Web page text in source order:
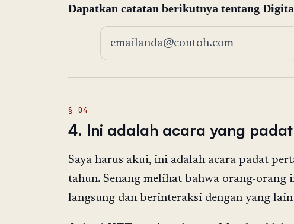
Dapatkan catatan berikutnya tentang
Alamat email
4. Ini adalah acara yang padat
Saya harus akui, ini adalah acara padat
tahun. Senang melihat bahwa orang-orang
langsung dan berinteraksi dengan yang lain